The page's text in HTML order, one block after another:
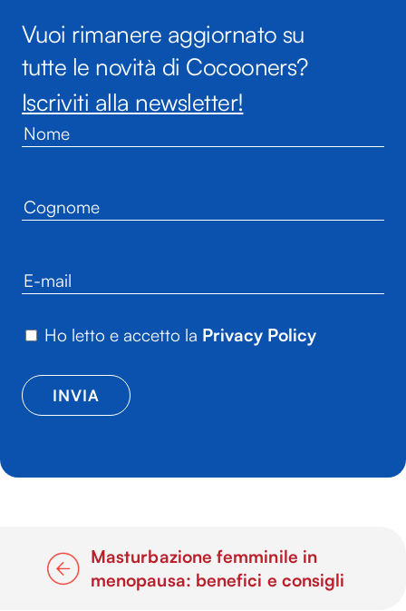
Vuoi rimanere aggiornato su
tutte le novità di Cocooners?
Iscriviti alla newsletter!
Ho letto e accetto la Privacy Policy
Masturbazione femminile in
menopausa: benefici e consigli